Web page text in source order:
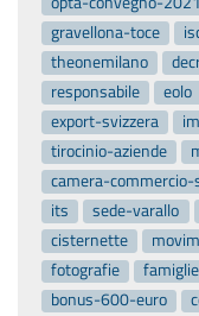
gravellona-toce
theonemilano
responsabile
eolo
export-svizzera
tirocinio-aziende
camera-commercio-
its
sede-varallo
cisternette
fotografie
famiglie
bonus-600-euro